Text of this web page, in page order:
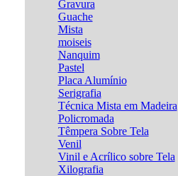
Gravura
Guache
Mista
moiseis
Nanquim
Pastel
Placa Alumínio
Serigrafia
Técnica Mista em Madeira
Policromada
Têmpera Sobre Tela
Venil
Vinil e Acrílico sobre Tela
Xilografia